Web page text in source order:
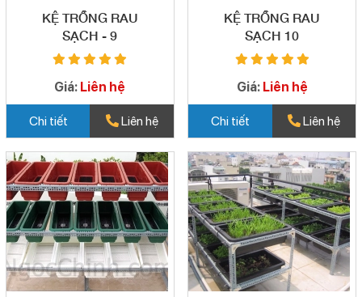
KỆ TRỒNG RAU
SẠCH - 9
Giá: Liên hệ
Chi tiết Liên hệ
KỆ TRỒNG RAU
SẠCH 10
Giá: Liên hệ
Chi tiết Liên hệ